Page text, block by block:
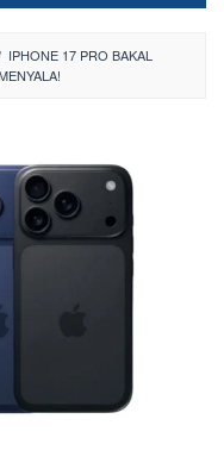
IPHONE 17 PRO BAKAL